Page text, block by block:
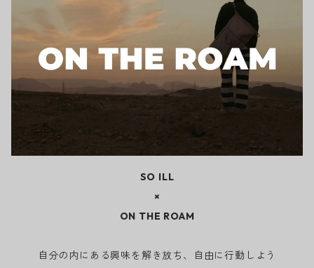
SO ILL
×
ON THE ROAM
自分の内にある興味を解き放ち、自由に行動しよう